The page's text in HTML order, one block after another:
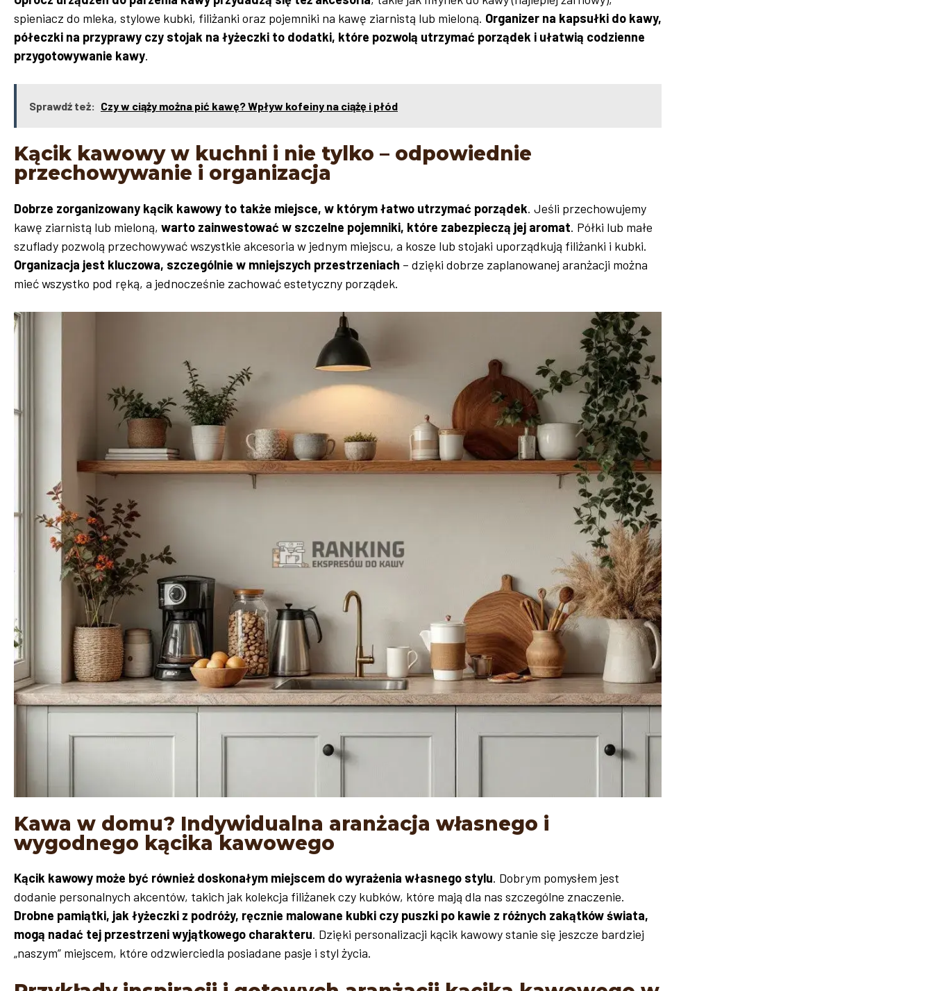
spieniacz do mleka, stylowe kubki, filiżanki oraz pojemniki na kawę ziarnistą lub mieloną. Organizer na kapsułki do kawy,
półeczki na przyprawy czy stojak na łyżeczki to dodatki, które pozwolą utrzymać porządek i ułatwią codzienne
przygotowywanie kawy.
Sprawdź też: Czy w ciąży można pić kawę? Wpływ kofeiny na ciążę i płód
Kącik kawowy w kuchni i nie tylko – odpowiednie
przechowywanie i organizacja
Dobrze zorganizowany kącik kawowy to także miejsce, w którym łatwo utrzymać porządek. Jeśli przechowujemy
kawę ziarnistą lub mieloną, warto zainwestować w szczelne pojemniki, które zabezpieczą jej aromat. Półki lub małe
szuflady pozwolą przechowywać wszystkie akcesoria w jednym miejscu, a kosze lub stojaki uporządkują filiżanki i kubki.
Organizacja jest kluczowa, szczególnie w mniejszych przestrzeniach – dzięki dobrze zaplanowanej aranżacji można
mieć wszystko pod ręką, a jednocześnie zachować estetyczny porządek.
Kawa w domu? Indywidualna aranżacja własnego i
wygodnego kącika kawowego
Kącik kawowy może być również doskonałym miejscem do wyrażenia własnego stylu. Dobrym pomysłem jest
dodanie personalnych akcentów, takich jak kolekcja filiżanek czy kubków, które mają dla nas szczególne znaczenie.
Drobne pamiątki, jak łyżeczki z podróży, ręcznie malowane kubki czy puszki po kawie z różnych zakątków świata,
mogą nadać tej przestrzeni wyjątkowego charakteru. Dzięki personalizacji kącik kawowy stanie się jeszcze bardziej
„naszym” miejscem, które odzwierciedla posiadane pasje i styl życia.